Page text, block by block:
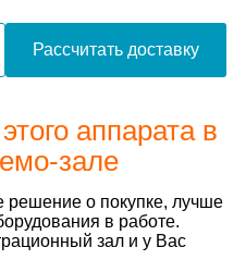
Рассчитать доставку
аппарата в
зале
решение о покупке, лучше
в работе.
зал и у Вас